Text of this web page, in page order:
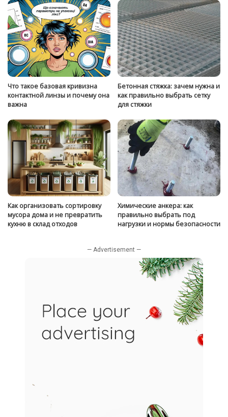
Что такое базовая кривизна
контактной линзы и почему она
важна
Бетонная стяжка: зачем нужна и
как правильно выбрать сетку
для стяжки
Как организовать сортировку
мусора дома и не превратить
кухню в склад отходов
Химические анкера: как
правильно выбрать под
нагрузки и нормы безопасности
— Advertisement —